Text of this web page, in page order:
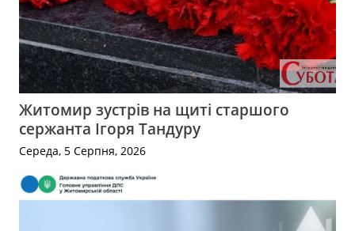
Житомир зустрів на щиті старшого
сержанта Ігоря Тандуру
Середа, 5 Серпня, 2026